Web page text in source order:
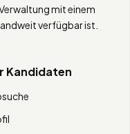
mit einem
verfügbar ist.
Kandidaten